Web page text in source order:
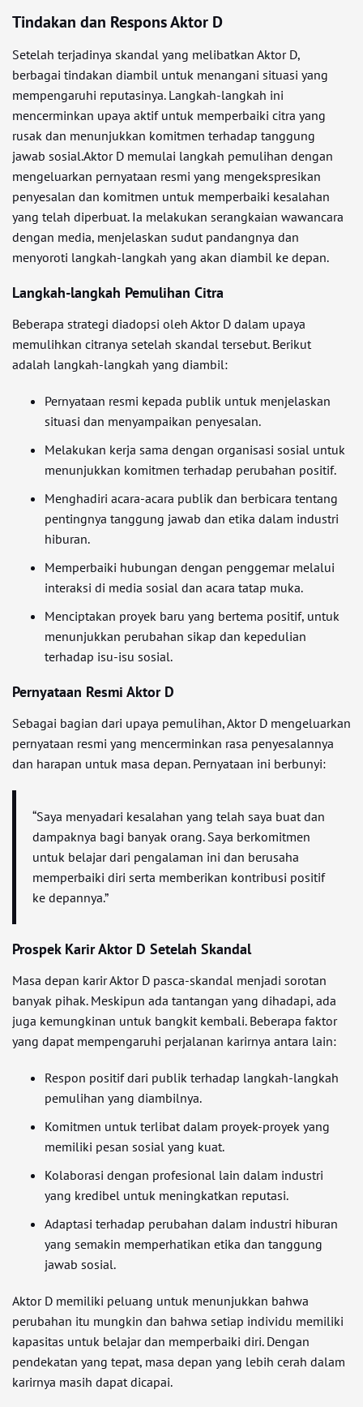
Tindakan dan Respons Aktor D
Setelah terjadinya skandal yang melibatkan Aktor D,
berbagai tindakan diambil untuk menangani situasi yang
mempengaruhi reputasinya. Langkah-langkah ini
mencerminkan upaya aktif untuk memperbaiki citra yang
rusak dan menunjukkan komitmen terhadap tanggung
jawab sosial.Aktor D memulai langkah pemulihan dengan
mengeluarkan pernyataan resmi yang mengekspresikan
penyesalan dan komitmen untuk memperbaiki kesalahan
yang telah diperbuat. Ia melakukan serangkaian wawancara
dengan media, menjelaskan sudut pandangnya dan
menyoroti langkah-langkah yang akan diambil ke depan.
Langkah-langkah Pemulihan Citra
Beberapa strategi diadopsi oleh Aktor D dalam upaya
memulihkan citranya setelah skandal tersebut. Berikut
adalah langkah-langkah yang diambil:
Pernyataan resmi kepada publik untuk menjelaskan
situasi dan menyampaikan penyesalan.
Melakukan kerja sama dengan organisasi sosial untuk
menunjukkan komitmen terhadap perubahan positif.
Menghadiri acara-acara publik dan berbicara tentang
pentingnya tanggung jawab dan etika dalam industri
hiburan.
Memperbaiki hubungan dengan penggemar melalui
interaksi di media sosial dan acara tatap muka.
Menciptakan proyek baru yang bertema positif, untuk
menunjukkan perubahan sikap dan kepedulian
terhadap isu-isu sosial.
Pernyataan Resmi Aktor D
Sebagai bagian dari upaya pemulihan, Aktor D mengeluarkan
pernyataan resmi yang mencerminkan rasa penyesalannya
dan harapan untuk masa depan. Pernyataan ini berbunyi:
“Saya menyadari kesalahan yang telah saya buat dan
dampaknya bagi banyak orang. Saya berkomitmen
untuk belajar dari pengalaman ini dan berusaha
memperbaiki diri serta memberikan kontribusi positif
ke depannya.”
Prospek Karir Aktor D Setelah Skandal
Masa depan karir Aktor D pasca-skandal menjadi sorotan
banyak pihak. Meskipun ada tantangan yang dihadapi, ada
juga kemungkinan untuk bangkit kembali. Beberapa faktor
yang dapat mempengaruhi perjalanan karirnya antara lain:
Respon positif dari publik terhadap langkah-langkah
pemulihan yang diambilnya.
Komitmen untuk terlibat dalam proyek-proyek yang
memiliki pesan sosial yang kuat.
Kolaborasi dengan profesional lain dalam industri
yang kredibel untuk meningkatkan reputasi.
Adaptasi terhadap perubahan dalam industri hiburan
yang semakin memperhatikan etika dan tanggung
jawab sosial.
Aktor D memiliki peluang untuk menunjukkan bahwa
perubahan itu mungkin dan bahwa setiap individu memiliki
kapasitas untuk belajar dan memperbaiki diri. Dengan
pendekatan yang tepat, masa depan yang lebih cerah dalam
karirnya masih dapat dicapai.